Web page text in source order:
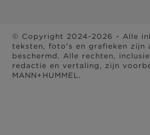
© Copyright 2024-2026 - Alle
teksten, foto's en grafieken zijn
beschermd. Alle rechten,
redactie en vertaling, zijn
MANN+HUMMEL.